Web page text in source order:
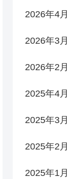
2026年4月
2026年3月
2026年2月
2025年4月
2025年3月
2025年2月
2025年1月